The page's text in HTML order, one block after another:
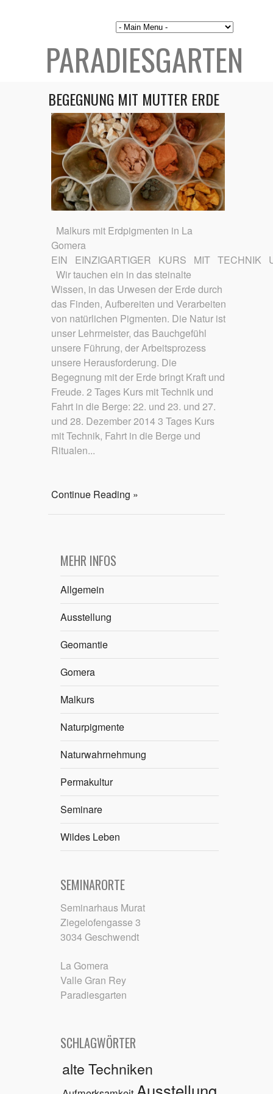
PARADIESGARTEN
BEGEGNUNG MIT MUTTER ERDE
Malkurs mit Erdpigmenten in La
Gomera
EIN EINZIGARTIGER KURS MIT TECHNIK
Wir tauchen ein in das steinalte
Wissen, in das Urwesen der Erde durch
das Finden, Aufbereiten und Verarbeiten
von natürlichen Pigmenten. Die Natur ist
unser Lehrmeister, das Bauchgefühl
unsere Führung, der Arbeitsprozess
unsere Herausforderung. Die
Begegnung mit der Erde bringt Kraft und
Freude. 2 Tages Kurs mit Technik und
Fahrt in die Berge: 22. und 23. und 27.
und 28. Dezember 2014 3 Tages Kurs
mit Technik, Fahrt in die Berge und
Ritualen...
Continue Reading »
MEHR INFOS
Allgemein
Ausstellung
Geomantie
Gomera
Malkurs
Naturpigmente
Naturwahrnehmung
Permakultur
Seminare
Wildes Leben
SEMINARORTE
Seminarhaus Murat
Ziegelofengasse 3
3034 Geschwendt
La Gomera
Valle Gran Rey
Paradiesgarten
SCHLAGWÖRTER
alte Techniken